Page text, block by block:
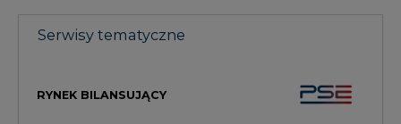
Serwisy tematyczne
RYNEK BILANSUJĄCY